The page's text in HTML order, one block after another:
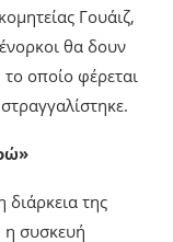
Γουάιζ,
θα δουν
οποίο φέρεται
διάρκεια της
η συσκευή